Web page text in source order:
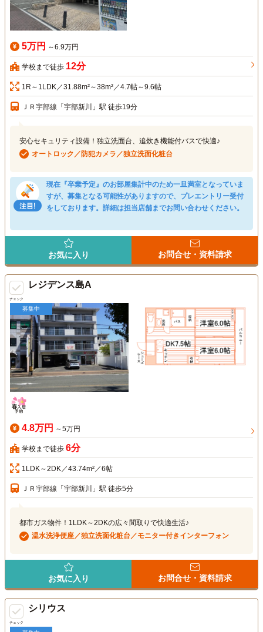
5万円 ～6.9万円
学校まで徒歩 12分
1R～1LDK／31.88m²～38m²／4.7帖～9.6帖
ＪＲ宇部線「宇部新川」駅 徒歩19分
安心セキュリティ設備！独立洗面台、追炊き機能付バスで快適♪
オートロック／防犯カメラ／独立洗面化粧台
現在『卒業予定』のお部屋集計中のため一旦満室となっていま
すが、募集となる可能性がありますので、プレエントリー受付
をしております。詳細は担当店舗までお問い合わせください。
お気に入り お問合せ・資料請求
チェック
レジデンス島A
募集中
4.8万円 ～5万円
学校まで徒歩 6分
1LDK～2DK／43.74m²／6帖
ＪＲ宇部線「宇部新川」駅 徒歩5分
都市ガス物件！1LDK～2DKの広々間取りで快適生活♪
温水洗浄便座／独立洗面化粧台／モニター付きインターフォン
お気に入り お問合せ・資料請求
チェック
シリウス